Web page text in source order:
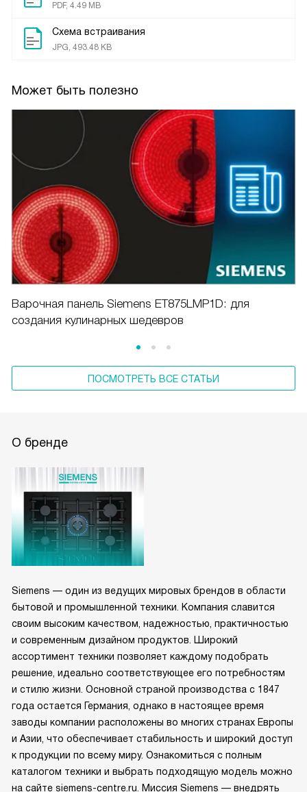
PDF, 4.49 MB
Схема встраивания
JPG, 493.48 KB
Может быть полезно
Варочная панель Siemens ET875LMP1D: для
создания кулинарных шедевров
ПОСМОТРЕТЬ ВСЕ СТАТЬИ
О бренде
Siemens — один из ведущих мировых брендов в области
бытовой и промышленной техники. Компания славится
своим высоким качеством, надежностью, практичностью
и современным дизайном продуктов. Широкий
ассортимент техники позволяет каждому подобрать
решение, идеально соответствующее его потребностям
и стилю жизни. Основной страной производства с 1847
года остается Германия, однако в настоящее время
заводы компании расположены во многих странах Европы
и Азии, что обеспечивает стабильность и широкий доступ
к продукции по всему миру. Ознакомиться с полным
каталогом техники и выбрать подходящую модель можно
на сайте siemens-centre.ru. Миссия Siemens — внедрять